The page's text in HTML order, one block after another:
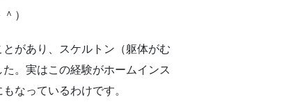
）
があり、スケルトン（躯体がむ
。実はこの経験がホームインス
なっているわけです。